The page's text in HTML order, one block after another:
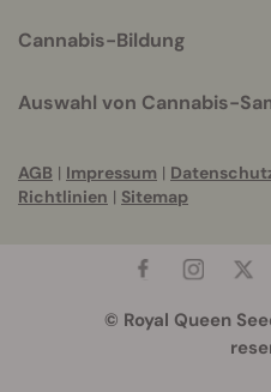
Cannabis-Bildung
Auswahl von Cannabis-
AGB | Impressum |
Richtlinien | Sitemap
© Royal Queen